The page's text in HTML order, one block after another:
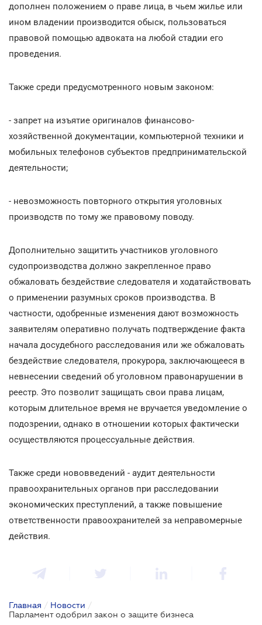
дополнен положением о праве лица, в чьем жилье или
ином владении производится обыск, пользоваться
правовой помощью адвоката на любой стадии его
проведения.
Также среди предусмотренного новым законом:
- запрет на изъятие оригиналов финансово-
хозяйственной документации, компьютерной техники и
мобильных телефонов субъектов предпринимательской
деятельности;
- невозможность повторного открытия уголовных
производств по тому же правовому поводу.
Дополнительно защитить участников уголовного
судопроизводства должно закрепленное право
обжаловать бездействие следователя и ходатайствовать
о применении разумных сроков производства. В
частности, одобренные изменения дают возможность
заявителям оперативно получать подтверждение факта
начала досудебного расследования или же обжаловать
бездействие следователя, прокурора, заключающееся в
невнесении сведений об уголовном правонарушении в
реестр. Это позволит защищать свои права лицам,
которым длительное время не вручается уведомление о
подозрении, однако в отношении которых фактически
осуществляются процессуальные действия.
Также среди нововведений - аудит деятельности
правоохранительных органов при расследовании
экономических преступлений, а также повышение
ответственности правоохранителей за неправомерные
действия.
Главная / Новости /
Парламент одобрил закон о защите бизнеса